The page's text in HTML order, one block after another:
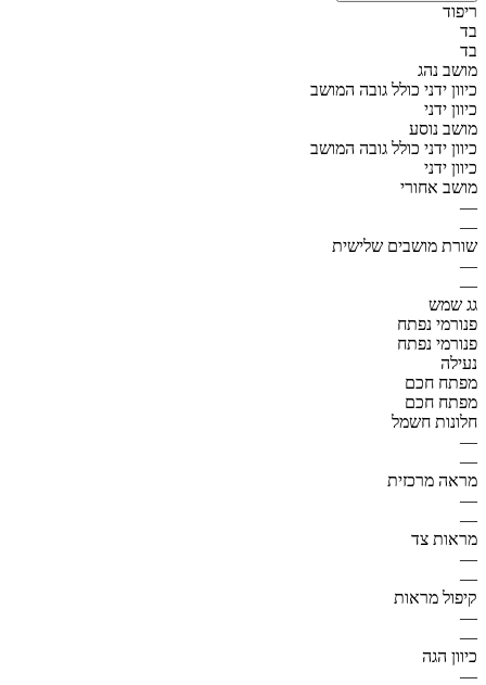
ריפוד
בד
בד
מושב נהג
כיוון ידני כולל גובה המושב
כיוון ידני
מושב נוסע
כיוון ידני כולל גובה המושב
כיוון ידני
מושב אחורי
—
—
שורת מושבים שלישית
—
—
גג שמש
פנורמי נפתח
פנורמי נפתח
נעילה
מפתח חכם
מפתח חכם
חלונות חשמל
—
—
מראה מרכזית
—
—
מראות צד
—
—
קיפול מראות
—
—
כיוון הגה
—